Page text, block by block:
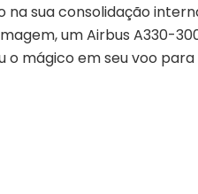
na sua consolidação
um Airbus A330-
o mágico em seu voo